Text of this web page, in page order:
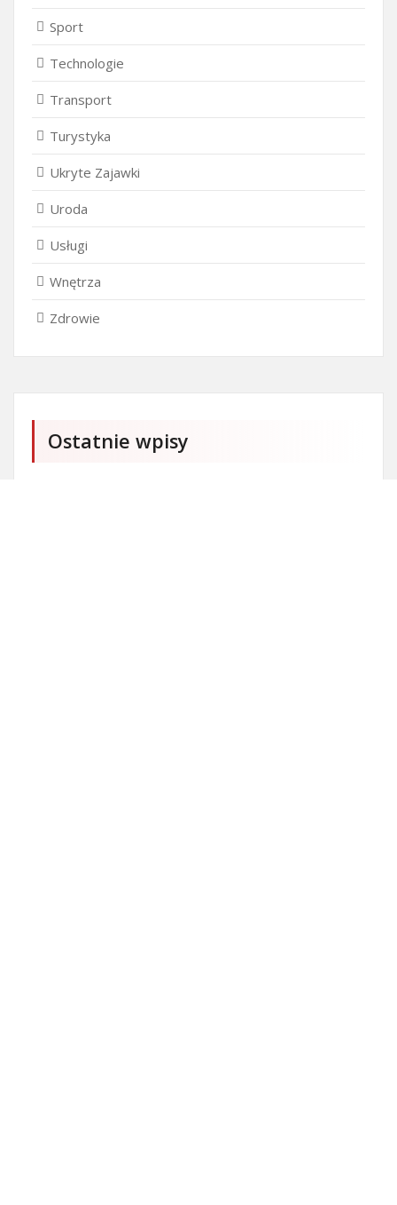
Sport
Technologie
Transport
Turystyka
Ukryte Zajawki
Uroda
Usługi
Wnętrza
Zdrowie
Ostatnie wpisy